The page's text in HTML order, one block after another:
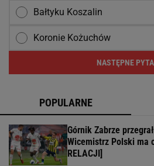
Bałtyku Koszalin
Koronie Kożuchów
NASTĘPNE
POPULARNE
Górnik Zabrze
Wicemistrz Polski ma
RELACJI]